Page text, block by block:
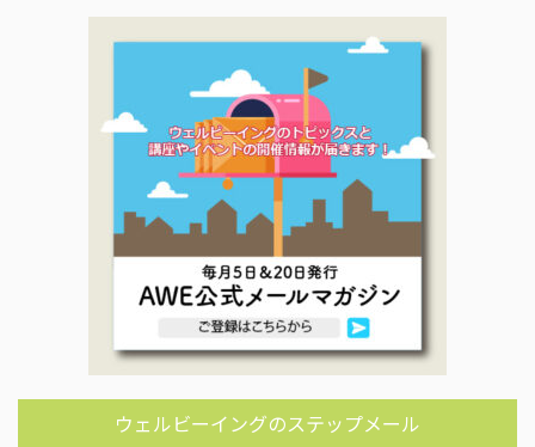
ウェルビーイングのステップメール